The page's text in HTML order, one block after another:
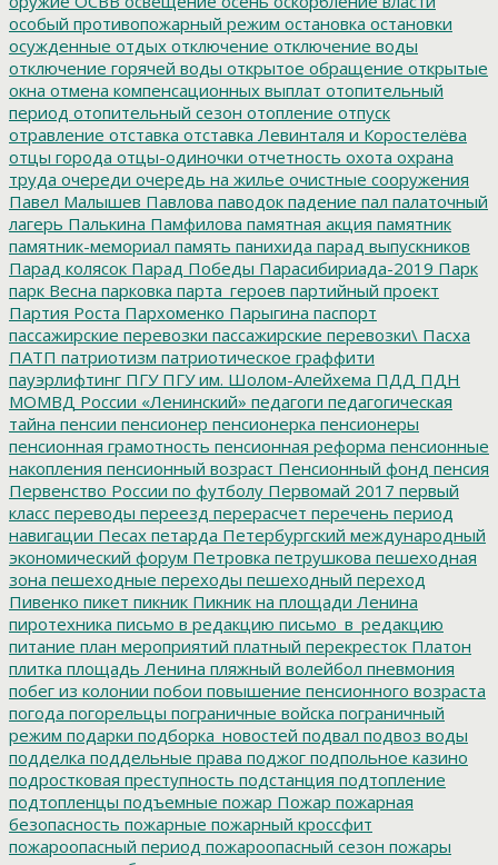
особый противопожарный режим остановка остановки
осужденные отдых отключение отключение воды
отключение горячей воды открытое обращение открытые
окна отмена компенсационных выплат отопительный
период отопительный сезон отопление отпуск
отравление отставка отставка Левинталя и Коростелёва
отцы города отцы-одиночки отчетность охота охрана
труда очереди очередь на жилье очистные сооружения
Павел Малышев Павлова паводок падение пал палаточный
лагерь Палькина Памфилова памятная акция памятник
памятник-мемориал память панихида парад выпускников
Парад колясок Парад Победы Парасибириада-2019 Парк
парк Весна парковка парта_героев партийный проект
Партия Роста Пархоменко Парыгина паспорт
пассажирские перевозки пассажирские перевозки\ Пасха
ПАТП патриотизм патриотическое граффити
пауэрлифтинг ПГУПГУ им. Шолом-Алейхема ПДД ПДН
МОМВД России «Ленинский» педагоги педагогическая
тайна пенсии пенсионер пенсионерка пенсионеры
пенсионная грамотность пенсионная реформа пенсионные
накопления пенсионный возраст Пенсионный фонд пенсия
Первенство России по футболу Первомай 2017 первый
класс переводы переезд перерасчет перечень период
навигации Песах петарда Петербургский международный
экономический форум Петровка петрушкова пешеходная
зона пешеходные переходы пешеходный переход
Пивенко пикет пикник Пикник на площади Ленина
пиротехника письмо в редакцию письмо_в_редакцию
питание план мероприятий платный перекресток Платон
плитка площадь Ленина пляжный волейбол пневмония
побег из колонии побои повышение пенсионного возраста
погода погорельцы пограничные войска пограничный
режим подарки подборка_новостей подвал подвоз воды
подделка поддельные права поджог подпольное казино
подростковая преступность подстанция подтопление
подтопленцы подъемные пожар Пожар пожарная
безопасность пожарные пожарный кроссфит
пожароопасный период пожароопасный сезон пожары